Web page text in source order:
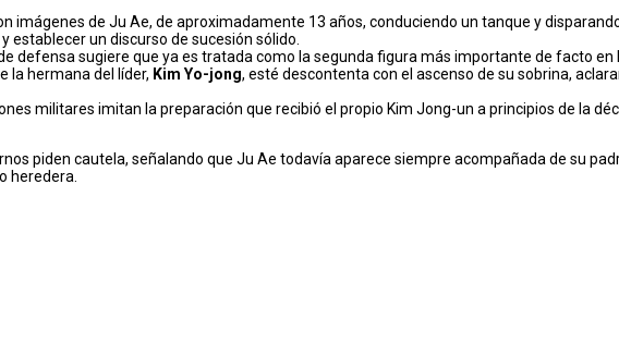
imágenes de Ju Ae, de aproximadamente 13 años, conduciendo un tanque y
establecer un discurso de sucesión sólido.
defensa sugiere que ya es tratada como la segunda figura más importante de facto en
la hermana del líder, Kim Yo-jong, esté descontenta con el ascenso de su sobrina,
militares imitan la preparación que recibió el propio Kim Jong-un a principios de la
piden cautela, señalando que Ju Ae todavía aparece siempre acompañada de su
heredera.